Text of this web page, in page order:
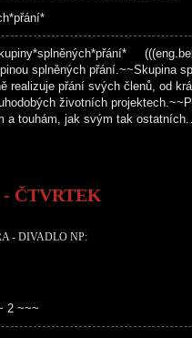
splněných přání.~~Skupina
realizuje přání svých členů, od
životních
a touhám, jak svým tak
- ČTVRTEK
- DIVADLO NP:
2 ~~~